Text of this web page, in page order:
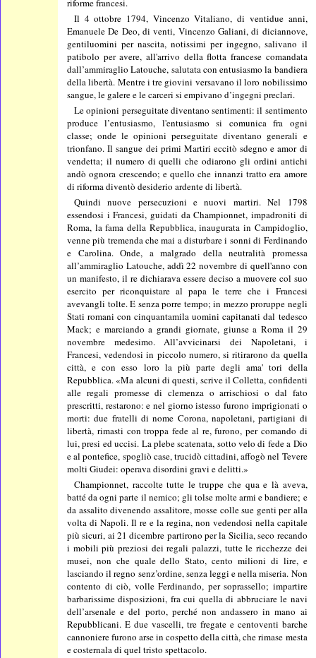
riforme francesi.
Il 4 ottobre 1794, Vincenzo Vitaliano, di ventidue anni,
Emanuele De Deo, di venti, Vincenzo Galiani, di diciannove,
gentiluomini per nascita, notissimi per ingegno, salivano il
patibolo per avere, all'arrivo della flotta francese comandata
dall’ammiraglio Latouche, salutata con entusiasmo la bandiera
della libertà. Mentre i tre giovini versavano il loro nobilissimo
sangue, le galere e le carceri si empivano d’ingegni preclari.
Le opinioni perseguitate diventano sentimenti: il sentimento
produce l’entusiasmo, l'entusiasmo si comunica fra ogni
classe; onde le opinioni perseguitate diventano generali e
trionfano. Il sangue dei primi Martiri eccitò sdegno e amor di
vendetta; il numero di quelli che odiarono gli ordini antichi
andò ognora crescendo; e quello che innanzi tratto era amore
di riforma diventò desiderio ardente di libertà.
Quindi nuove persecuzioni e nuovi martiri. Nel 1798
essendosi i Francesi, guidati da Championnet, impadroniti di
Roma, la fama della Repubblica, inaugurata in Campidoglio,
venne più tremenda che mai a disturbare i sonni di Ferdinando
e Carolina. Onde, a malgrado della neutralità promessa
all’ammiraglio Latouche, addì 22 novembre di quell'anno con
un manifesto, il re dichiarava essere deciso a muovere col suo
esercito per riconquistare al papa le terre che i Francesi
avevangli tolte. E senza porre tempo; in mezzo proruppe negli
Stati romani con cinquantamila uomini capitanati dal tedesco
Mack; e marciando a grandi giornate, giunse a Roma il 29
novembre medesimo. All’avvicinarsi dei Napoletani, i
Francesi, vedendosi in piccolo numero, si ritirarono da quella
città, e con esso loro la più parte degli ama' tori della
Repubblica. «Ma alcuni di questi, scrive il Colletta, confidenti
alle regali promesse di clemenza o arrischiosi o dal fato
prescritti, restarono: e nel giorno istesso furono imprigionati o
morti: due fratelli di nome Corona, napoletani, partigiani di
libertà, rimasti con troppa fede al re, furono, per comando di
lui, presi ed uccisi. La plebe scatenata, sotto velo di fede a Dio
e al pontefice, spogliò case, trucidò cittadini, affogò nel Tevere
molti Giudei: operava disordini gravi e delitti.»
Championnet, raccolte tutte le truppe che qua e là aveva,
batté da ogni parte il nemico; gli tolse molte armi e bandiere; e
da assalito divenendo assalitore, mosse colle sue genti per alla
volta di Napoli. Il re e la regina, non vedendosi nella capitale
più sicuri, ai 21 dicembre partirono per la Sicilia, seco recando
i mobili più preziosi dei regali palazzi, tutte le ricchezze dei
musei, non che quale dello Stato, cento milioni di lire, e
lasciando il regno senz’ordine, senza leggi e nella miseria. Non
contento di ciò, volle Ferdinando, per soprassello; impartire
barbarissime disposizioni, fra cui quella di abbruciare le navi
dell’arsenale e del porto, perché non andassero in mano ai
Repubblicani. E due vascelli, tre fregate e centoventi barche
cannoniere furono arse in cospetto della città, che rimase mesta
e costernala di quel tristo spettacolo.